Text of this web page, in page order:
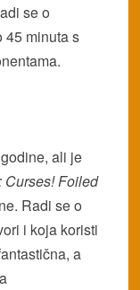
se o
45 minuta s
ali je
Curses! Foiled
Radi se o
i koja koristi
a